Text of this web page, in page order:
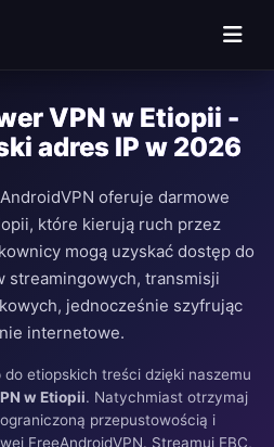
VPN w Etiopii -
adres IP w 2026
oferuje darmowe
które kierują ruch przez
mogą uzyskać dostęp do
streamingowych, transmisji
jednocześnie szyfrując
internetowe.
etiopskich treści dzięki naszemu
w Etiopii. Natychmiast otrzymaj
przepustowością i
FreeAndroidVPN. Streamuj EBC,